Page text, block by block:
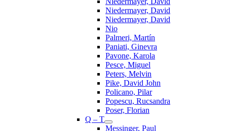
Niedermayer, David
Niedermayer, David
Nio
Palmeri, Martín
Paniati, Ginevra
Pavone, Karola
Pesce, Miguel
Peters, Melvin
Pike, David John
Policano, Pilar
Popescu, Rucsandra
Poser, Florian
Q – T
Messinger, Paul